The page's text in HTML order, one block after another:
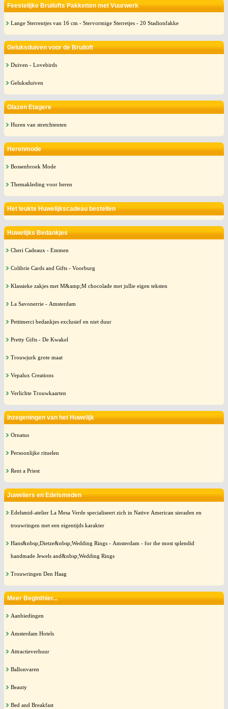
Feestelijke Bruilofts Pakketten met Vuurwerk
Lange Sterrentjes van 16 cm - Stervormige Sterretjes - 20 Stadionfakke
Geluksduiven voor de Bruiloft
Duiven - Lovebirds
Geluksduiven
Glazen Etagere
Huren van stretchtenten
Herenmode
Bossenbroek Mode
Themakleding voor heren
Het leukte Huwelijkscadeau bestellen
Huwelijks Bedankjes
Cheri Cadeaux - Emmen
Colibrie Cards and Gifts - Voorburg
Klassieke zakjes met M&amp;M chocolade met jullie eigen teksten
La Savonerrie - Amsterdam
Petitmerci bedankjes exclusief en niet duur
Pretty Gifts - De Kwakel
Trouwjurk grote maat
Vepalux Creations
Verlichte Trouwkaarten
Inzegeningen van het Huwelijk
Ornatus
Persoonlijke rituelen
Rent a Priest
Juweliers en Edelsmeden
Edelsmid-atelier La Mesa Verde specialiseert zich in Native American sieraden en
trouwringen met een eigentijds karakter
Hans&nbsp;Dietze&nbsp;Wedding Rings - Amsterdam - for the most splendid
handmade Jewels and&nbsp;Wedding Rings
Trouwringen Den Haag
Meer Beginthier...
Aanbiedingen
Amsterdam Hotels
Attractieverhuur
Ballonvaren
Beauty
Bed and Breakfast